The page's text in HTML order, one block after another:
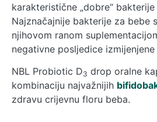
karakteristične „dobre“
Najznačajnije bakterije za bebe
njihovom ranom
negativne posljedice
NBL Probiotic D3 drop oralne
kombinaciju najvažnijih
zdravu crijevnu floru beba.